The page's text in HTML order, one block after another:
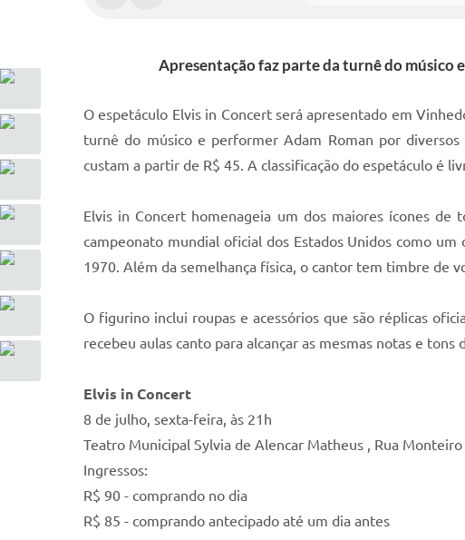
Apresentação faz parte da turnê do músico
O espetáculo Elvis in Concert será apresentado em
turnê do músico e performer Adam Roman por
custam a partir de R$ 45. A classificação do espetáculo é
Elvis in Concert homenageia um dos maiores ícones
campeonato mundial oficial dos Estados Unidos como
1970. Além da semelhança física, o cantor tem timbre de
O figurino inclui roupas e acessórios que são réplicas
recebeu aulas canto para alcançar as mesmas notas e
Elvis in Concert
8 de julho, sexta-feira, às 21h
Teatro Municipal Sylvia de Alencar Matheus , Rua Monteiro
Ingressos:
R$ 90 - comprando no dia
R$ 85 - comprando antecipado até um dia antes